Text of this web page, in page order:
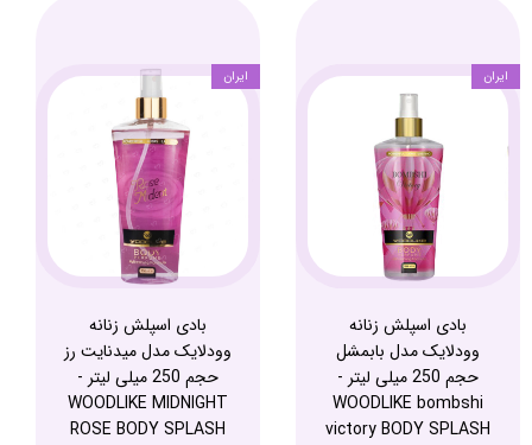
بادی اسپلش زنانه
وودلایک مدل بابمشل
حجم 250 میلی لیتر -
WOODLIKE bombshi
victory BODY SPLASH
ایران
بادی اسپلش زنانه
وودلایک مدل میدنایت رز
حجم 250 میلی لیتر -
WOODLIKE MIDNIGHT
ROSE BODY SPLASH
ایران